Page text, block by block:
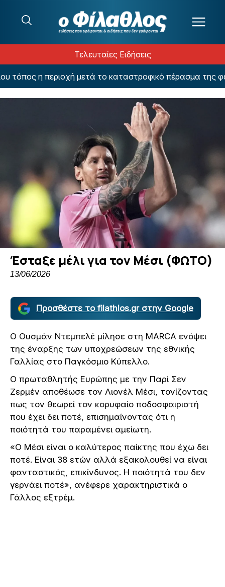
Τελευταίες Ειδήσεις
η περιοχή μετά το καταστροφικό πέρασμα της
Έσταξε μέλι για τον Μέσι (ΦΩΤΟ)
13/06/2026
Προσθέστε το filathlos.gr στην Google
Ο Ουσμάν Ντεμπελέ μίλησε στη MARCA ενόψει
της έναρξης των υποχρεώσεων της εθνικής
Γαλλίας στο Παγκόσμιο Κύπελλο.
Ο πρωταθλητής Ευρώπης με την Παρί Σεν
Ζερμέν αποθέωσε τον Λιονέλ Μέσι, τονίζοντας
πως τον θεωρεί τον κορυφαίο ποδοσφαιριστή
που έχει δει ποτέ, επισημαίνοντας ότι η
ποιότητά του παραμένει αμείωτη.
«Ο Μέσι είναι ο καλύτερος παίκτης που έχω δει
ποτέ. Είναι 38 ετών αλλά εξακολουθεί να είναι
φανταστικός, επικίνδυνος. Η ποιότητά του δεν
γερνάει ποτέ», ανέφερε χαρακτηριστικά ο
Γάλλος εξτρέμ.